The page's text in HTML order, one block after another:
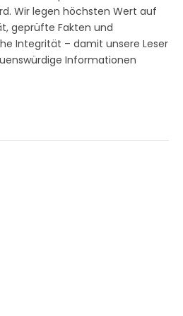
Wir legen höchsten Wert auf
geprüfte Fakten und
Integrität – damit unsere Leser
Informationen